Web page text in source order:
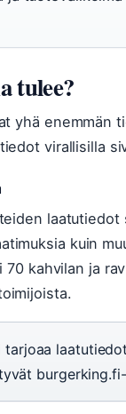
tulee?
yhä enemmän
virallisilla
laatutiedot
kuin
kahvilan ja
tarjoaa